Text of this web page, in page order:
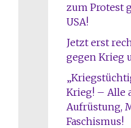
zum Protest
USA!
Jetzt erst
gegen Krieg
Krieg! – Alle
Aufrüstung,
Faschismus!